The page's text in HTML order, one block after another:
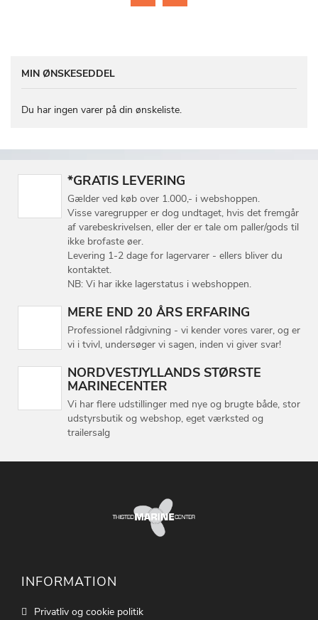
MIN ØNSKESEDDEL
Du har ingen varer på din ønskeliste.
*GRATIS LEVERING
Gælder ved køb over 1.000,- i webshoppen.
Visse varegrupper er dog undtaget, hvis det fremgår
af varebeskrivelsen, eller der er tale om paller/gods til
ikke brofaste øer.
Levering 1-2 dage for lagervarer - ellers bliver du
kontaktet.
NB: Vi har ikke lagerstatus i webshoppen.
MERE END 20 ÅRS ERFARING
Professionel rådgivning - vi kender vores varer, og er
vi i tvivl, undersøger vi sagen, inden vi giver svar!
NORDVESTJYLLANDS STØRSTE
MARINECENTER
Vi har flere udstillinger med nye og brugte både, stor
udstyrsbutik og webshop, eget værksted og
trailersalg
INFORMATION
Privatliv og cookie politik